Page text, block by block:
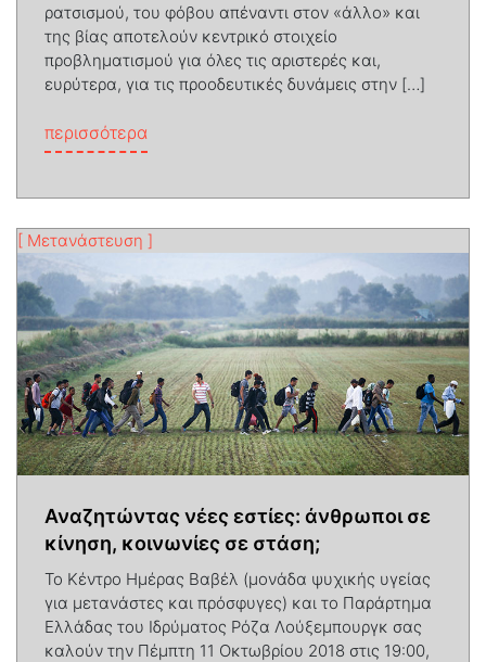
ρατσισμού, του φόβου απέναντι στον «άλλο» και
της βίας αποτελούν κεντρικό στοιχείο
προβληματισμού για όλες τις αριστερές και,
ευρύτερα, για τις προοδευτικές δυνάμεις στην […]
περισσότερα
[ Μετανάστευση ]
Αναζητώντας νέες εστίες: άνθρωποι σε
κίνηση, κοινωνίες σε στάση;
Το Κέντρο Ημέρας Βαβέλ (μονάδα ψυχικής υγείας
για μετανάστες και πρόσφυγες) και το Παράρτημα
Ελλάδας του Ιδρύματος Ρόζα Λούξεμπουργκ σας
καλούν την Πέμπτη 11 Οκτωβρίου 2018 στις 19:00,